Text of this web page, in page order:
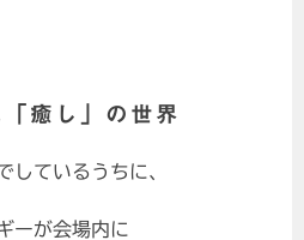
癒し」の世界
しているうちに、
ーが会場内に